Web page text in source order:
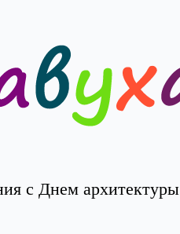
с Днем архитектуры